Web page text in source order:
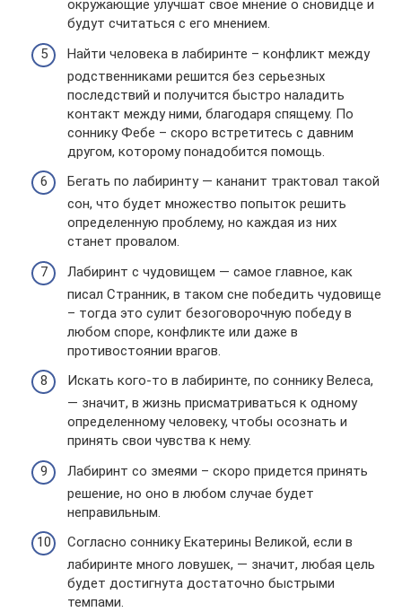
окружающие улучшат свое мнение о сновидце и
будут считаться с его мнением.
Найти человека в лабиринте – конфликт между
родственниками решится без серьезных
последствий и получится быстро наладить
контакт между ними, благодаря спящему. По
соннику Фебе – скоро встретитесь с давним
другом, которому понадобится помощь.
Бегать по лабиринту — кананит трактовал такой
сон, что будет множество попыток решить
определенную проблему, но каждая из них
станет провалом.
Лабиринт с чудовищем — самое главное, как
писал Странник, в таком сне победить чудовище
– тогда это сулит безоговорочную победу в
любом споре, конфликте или даже в
противостоянии врагов.
Искать кого-то в лабиринте, по соннику Велеса,
— значит, в жизнь присматриваться к одному
определенному человеку, чтобы осознать и
принять свои чувства к нему.
Лабиринт со змеями – скоро придется принять
решение, но оно в любом случае будет
неправильным.
Согласно соннику Екатерины Великой, если в
лабиринте много ловушек, — значит, любая цель
будет достигнута достаточно быстрыми
темпами.